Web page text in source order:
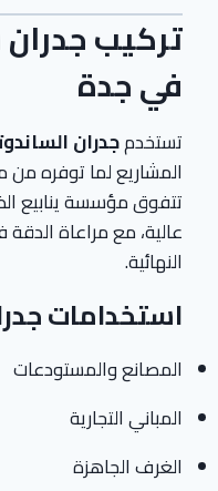
تركيب
في جدة
تستخدمجدران
المشاريع لما توفره من
تتفوق مؤسسة ينابيع
عالية، مع مراعاة
النهائية.
استخدامات
المصانع والمستودعات
المباني التجارية
الغرف الجاهزة